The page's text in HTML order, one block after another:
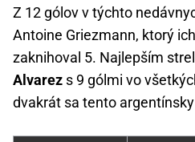
Z 12 gólov v týchto
Antoine Griezmann, ktorý
zaknihoval 5. Najlepším
Alvarez s 9 gólmi vo
dvakrát sa tento